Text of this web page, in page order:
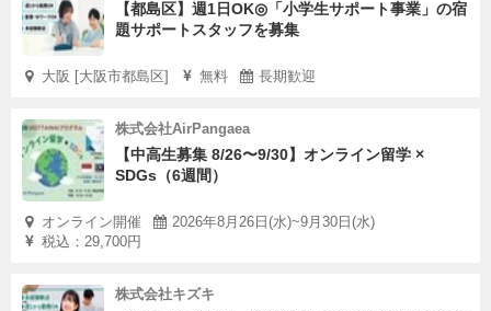
【都島区】週1日OK◎「小学生サポート事業」の宿
題サポートスタッフを募集
大阪 [大阪市都島区] 無料 長期歓迎
株式会社AirPangaea
【中高生募集 8/26〜9/30】オンライン留学 ×
SDGs（6週間）
オンライン開催
2026年8月26日(水)~9月30日(水)
税込：29,700円
株式会社キズキ